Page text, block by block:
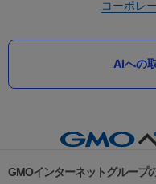
コーポレ
AIへの
GMOインターネットグループ